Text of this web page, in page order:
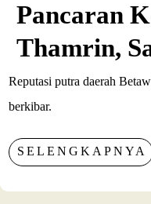
Pancaran
Thamrin,
Reputasi putra daerah
berkibar.
SELENGKAPNYA